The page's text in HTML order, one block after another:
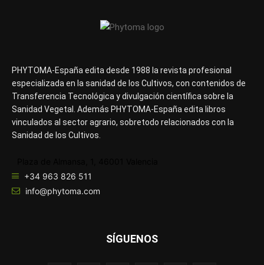
PHYTOMA-España edita desde 1988 la revista profesional
especializada en la sanidad de los Cultivos, con contenidos de
Transferencia Tecnológica y divulgación científica sobre la
Sanidad Vegetal. Además PHYTOMA-España edita libros
vinculados al sector agrario, sobretodo relacionados con la
Sanidad de los Cultivos.
+34 963 826 511
info@phytoma.com
SÍGUENOS